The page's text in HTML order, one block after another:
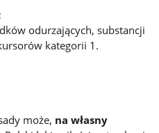
odurzających, substancji
kategorii 1.
może, na własny